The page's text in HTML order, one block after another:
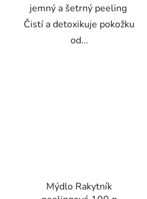
jemný a šetrný peeling
Čistí a detoxikuje pokožku
od...
Mýdlo Rakytník